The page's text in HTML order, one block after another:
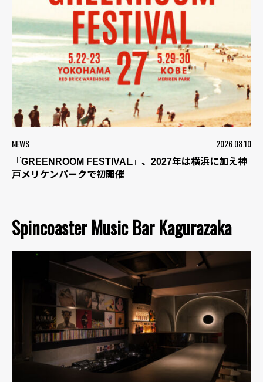
NEWS 2026.08.10
『GREENROOM FESTIVAL』、2027年は横浜に加え神
戸メリケンパークで初開催
Spincoaster Music Bar Kagurazaka